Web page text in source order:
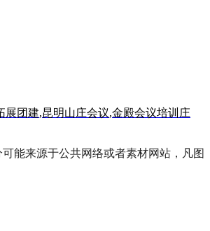
展团建,昆明山庄会议,金殿会议培训庄
能来源于公共网络或者素材网站，凡图